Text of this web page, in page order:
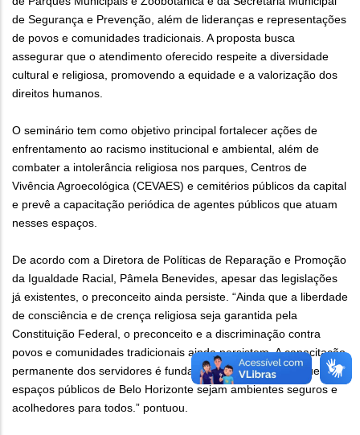
de Segurança e Prevenção, além de lideranças e representações
de povos e comunidades tradicionais. A proposta busca
assegurar que o atendimento oferecido respeite a diversidade
cultural e religiosa, promovendo a equidade e a valorização dos
direitos humanos.
O seminário tem como objetivo principal fortalecer ações de
enfrentamento ao racismo institucional e ambiental, além de
combater a intolerância religiosa nos parques, Centros de
Vivência Agroecológica (CEVAES) e cemitérios públicos da capital
e prevê a capacitação periódica de agentes públicos que atuam
nesses espaços.
De acordo com a Diretora de Políticas de Reparação e Promoção
da Igualdade Racial, Pâmela Benevides, apesar das legislações
já existentes, o preconceito ainda persiste. “Ainda que a liberdade
de consciência e de crença religiosa seja garantida pela
Constituição Federal, o preconceito e a discriminação contra
povos e comunidades tradicionais ainda persistem. A capacitação
permanente dos servidores é fundamental para garantir que os
espaços públicos de Belo Horizonte sejam ambientes seguros e
acolhedores para todos.” pontuou.